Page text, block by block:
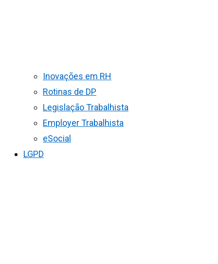
Inovações em RH
Rotinas de DP
Legislação Trabalhista
Employer Trabalhista
eSocial
LGPD